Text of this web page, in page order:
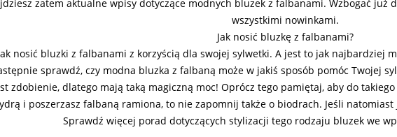
zatem aktualne wpisy dotyczące modnych bluzek z falbanami. Wzbogać
wszystkimi nowinkami.
Jak nosić bluzkę z falbanami?
nosić bluzki z falbanami z korzyścią dla swojej sylwetki. A jest to jak najbardziej
sprawdź, czy modna bluzka z falbaną może w jakiś sposób pomóc Twojej
zdobienie, dlatego mają taką magiczną moc! Oprócz tego pamiętaj, aby do
i poszerzasz falbaną ramiona, to nie zapomnij także o biodrach. Jeśli
Sprawdź więcej porad dotyczących stylizacji tego rodzaju bluzek we